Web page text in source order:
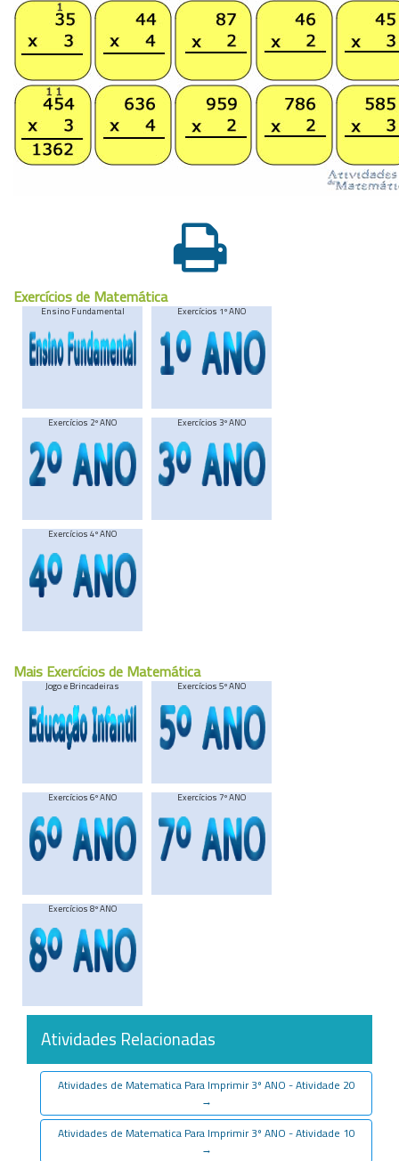
Exercícios de Matemática
Ensino Fundamental Exercícios 1º ANO
Exercícios 2º ANO Exercícios 3º ANO
Exercícios 4º ANO
Mais Exercícios de Matemática
Jogo e Brincadeiras Exercícios 5º ANO
Exercícios 6º ANO Exercícios 7º ANO
Exercícios 8º ANO
Atividades Relacionadas
Atividades de Matematica Para Imprimir 3º ANO - Atividade 20
→
Atividades de Matematica Para Imprimir 3º ANO - Atividade 10
→